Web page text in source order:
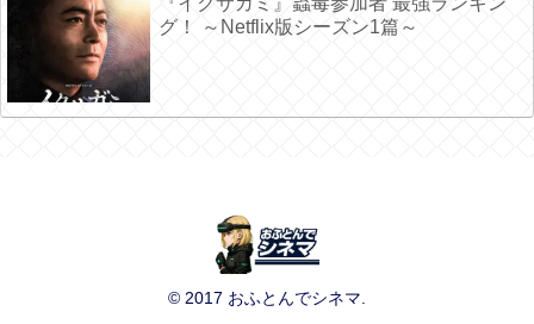
グ！ ～Netflix版シーズン1篇～
© 2017 おふとんでシネマ.